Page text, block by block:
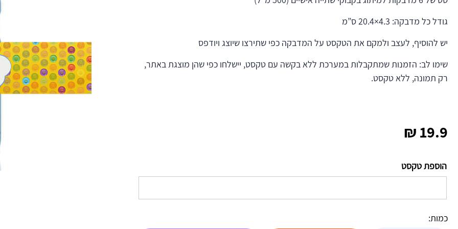
גודל כל מדבקה: 4.3×20.4 ס”מ
יש להוסיף, לעצב ולמקם את הטקסט על המדבקה כפי שתירצו שיוצג ויודפס
שימו לב: הזמנות שמתקבלות במערכת ללא בקשה עם טקסט, יישלחו כפי שהן מוצגת באתר,
רק תמונה, ללא טקסט.
19.9
₪
הוספת טקסט
כמות: